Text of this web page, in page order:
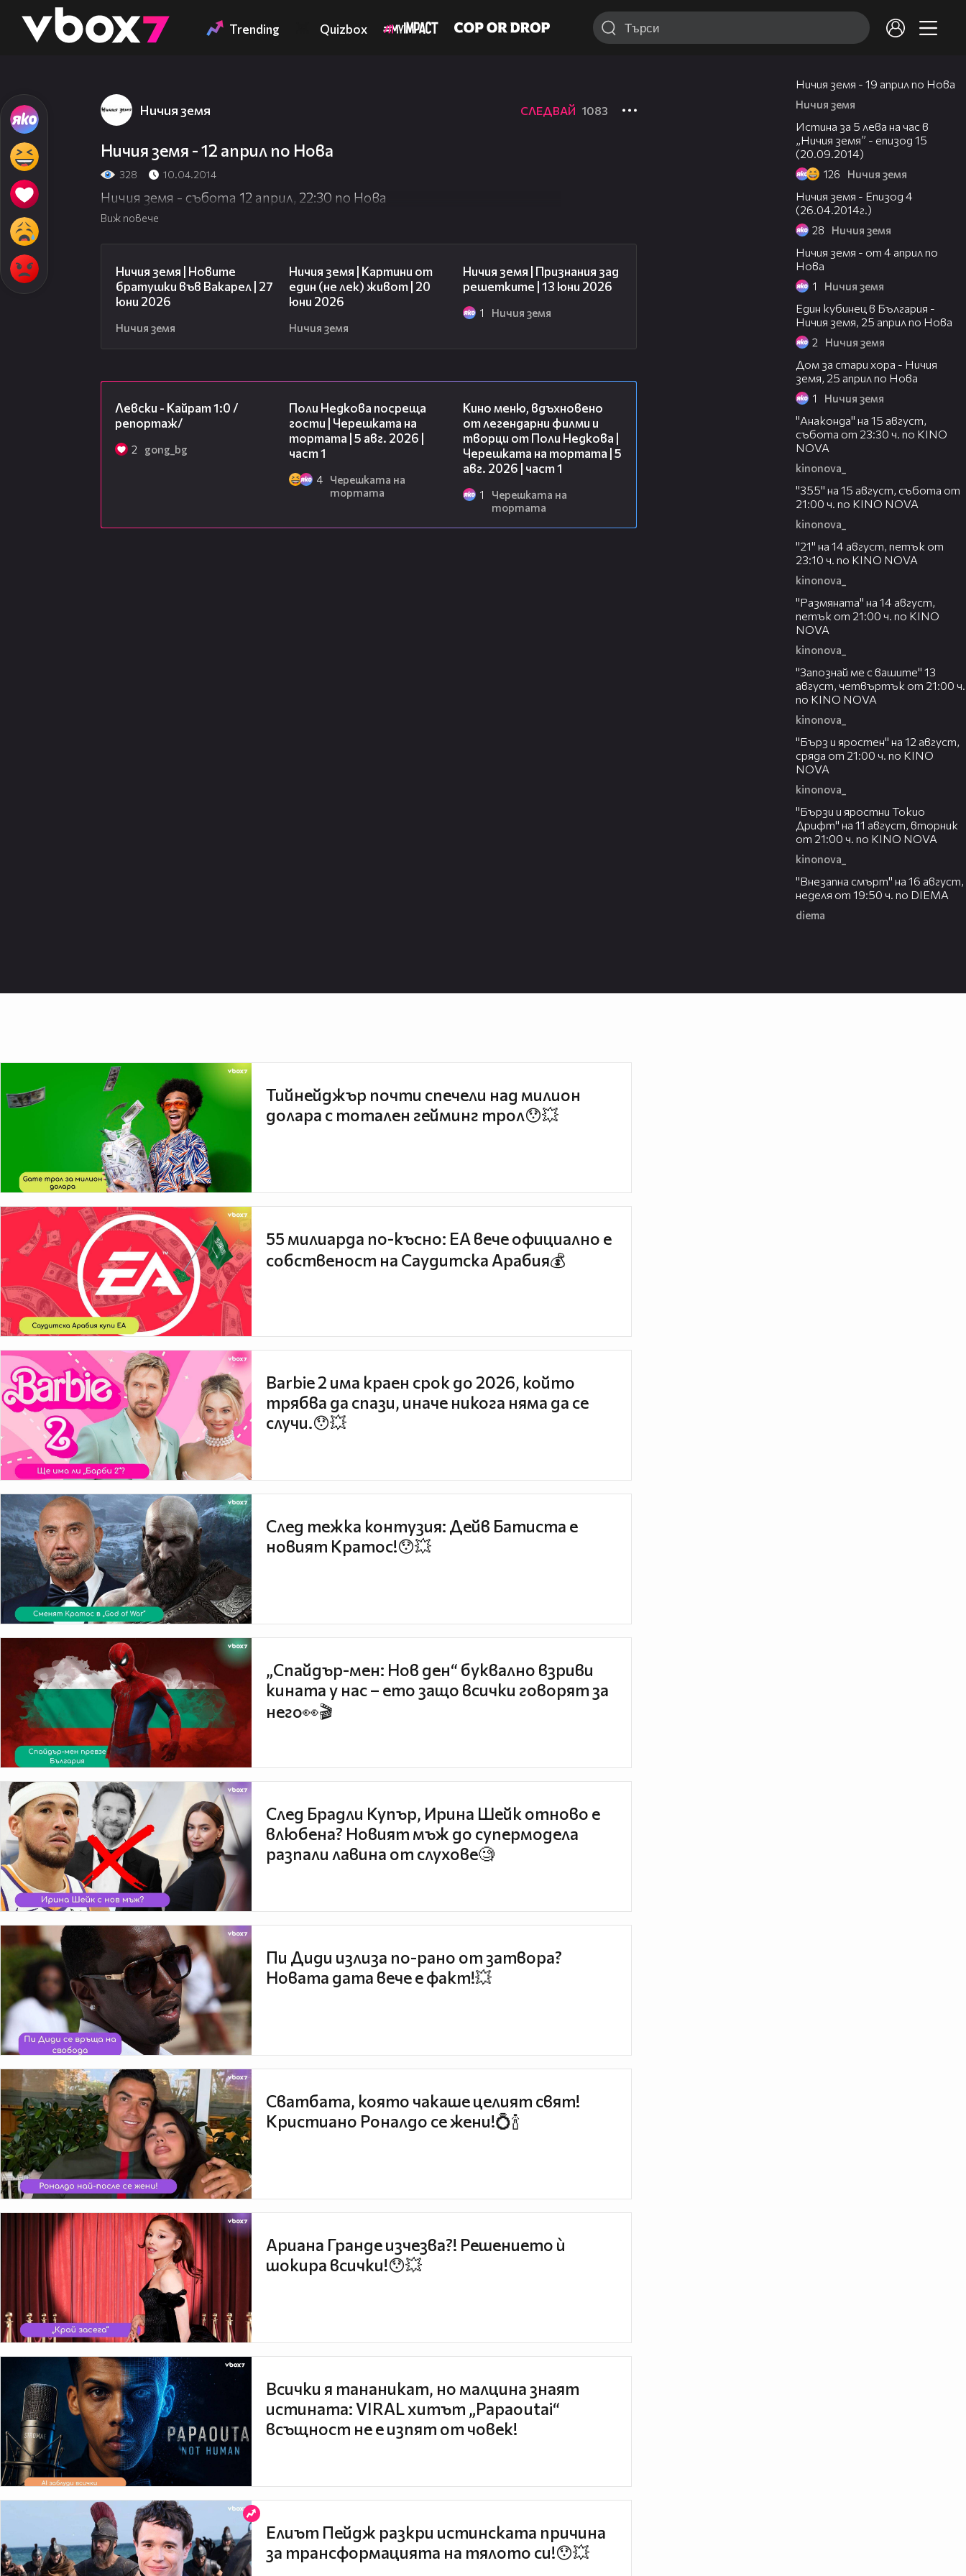
👾 Trending Quizbox
Ничия земя СЛЕДВАЙ 1083
Ничия земя - 12 април по Нова
328 10.04.2014
Ничия земя - събота 12 април, 22:30 по Нова
Виж повече
Ничия земя | Новите
братушки във Вакарел | 27
юни 2026
Ничия земя
Ничия земя | Картини от
един (не лек) живот | 20
юни 2026
Ничия земя
Ничия земя | Признания зад
решетките | 13 юни 2026
1 Ничия земя
Левски - Кайрат 1:0 /
репортаж/
2 gong_bg
Поли Недкова посреща
гости | Черешката на
тортата | 5 авг. 2026 |
част 1
4
Черешката на
тортата
Кино меню, вдъхновено
от легендарни филми и
творци от Поли Недкова |
Черешката на тортата | 5
авг. 2026 | част 1
1
Черешката на
тортата
Ничия земя - 19 април по Нова
Ничия земя
Истина за 5 лева на час в
„Ничия земя” - епизод 15
(20.09.2014)
126 Ничия земя
Ничия земя - Епизод 4
(26.04.2014г.)
28 Ничия земя
Ничия земя - от 4 април по
Нова
1 Ничия земя
Един кубинец в България -
Ничия земя, 25 април по Нова
2 Ничия земя
Дом за стари хора - Ничия
земя, 25 април по Нова
1 Ничия земя
"Анаконда" на 15 август,
събота от 23:30 ч. по KINO
NOVA
kinonova_
"355" на 15 август, събота от
21:00 ч. по KINO NOVA
kinonova_
"21" на 14 август, петък от
23:10 ч. по KINO NOVA
kinonova_
"Размянaта" на 14 август,
петък от 21:00 ч. по KINO
NOVA
kinonova_
"Запознай ме с вашите" 13
август, четвъртък от 21:00 ч.
по KINO NOVA
kinonova_
"Бърз и яростен" на 12 август,
сряда от 21:00 ч. по KINO
NOVA
kinonova_
"Бързи и яростни Токио
Дрифт" на 11 август, вторник
от 21:00 ч. по KINO NOVA
kinonova_
"Внезапна смърт" на 16 август,
неделя от 19:50 ч. по DIEMA
diema
Тийнейджър почти спечели над милион
долара с тотален гейминг трол😯💥
55 милиарда по-късно: EA вече официално е
собственост на Саудитска Арабия💰
Barbie 2 има краен срок до 2026, който
трябва да спази, иначе никога няма да се
случи.😯💥
След тежка контузия: Дейв Батиста е
новият Кратос!😯💥
„Спайдър-мен: Нов ден“ буквално взриви
кината у нас – ето защо всички говорят за
него👀🎬
След Брадли Купър, Ирина Шейк отново е
влюбена? Новият мъж до супермодела
разпали лавина от слухове🧐
Пи Диди излиза по-рано от затвора?
Новата дата вече е факт!💥
Сватбата, която чакаше целият свят!
Кристиано Роналдо се жени!💍🍾
Ариана Гранде изчезва?! Решението ѝ
шокира всички!😯💥
Всички я тананикат, но малцина знаят
истината: VIRAL хитът „Papaoutai“
всъщност не е изпят от човек!
Елиът Пейдж разкри истинската причина
за трансформацията на тялото си!😯💥